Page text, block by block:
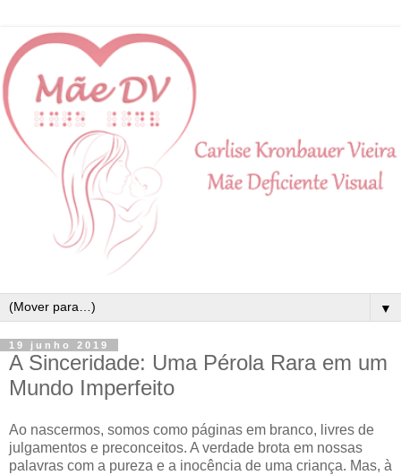
▼
19 junho 2019
A Sinceridade: Uma Pérola Rara em um
Mundo Imperfeito
Ao nascermos, somos como páginas em branco, livres de
julgamentos e preconceitos. A verdade brota em nossas
palavras com a pureza e a inocência de uma criança. Mas, à